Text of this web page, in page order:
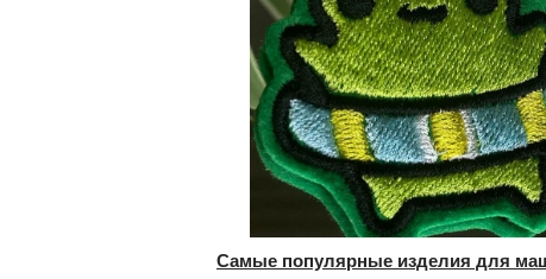
Самые популярные изделия для